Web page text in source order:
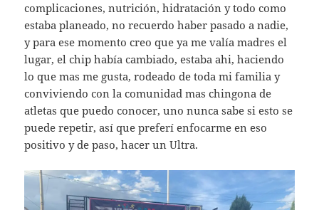
complicaciones, nutrición, hidratación y todo como
estaba planeado, no recuerdo haber pasado a nadie,
y para ese momento creo que ya me valía madres el
lugar, el chip había cambiado, estaba ahi, haciendo
lo que mas me gusta, rodeado de toda mi familia y
conviviendo con la comunidad mas chingona de
atletas que puedo conocer, uno nunca sabe si esto se
puede repetir, así que preferí enfocarme en eso
positivo y de paso, hacer un Ultra.